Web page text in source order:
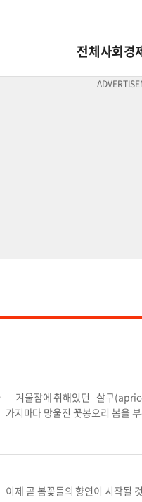
전체사회경
겨울잠에 취해있던 살구
지마다 망울진 꽃봉오리 봄
제 곧 봄꽃들의 향연이 시작될